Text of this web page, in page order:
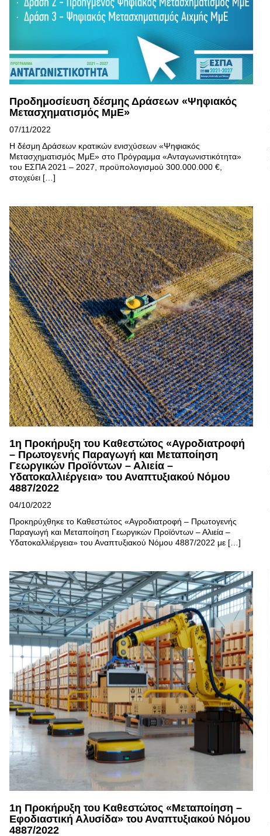
Προδημοσίευση δέσμης Δράσεων «Ψηφιακός
Μετασχηματισμός ΜμΕ»
07/11/2022
Η δέσμη Δράσεων κρατικών ενισχύσεων «Ψηφιακός
Μετασχηματισμός ΜμΕ» στο Πρόγραμμα «Ανταγωνιστικότητα»
του ΕΣΠΑ 2021 – 2027, προϋπολογισμού 300.000.000 €,
στοχεύει […]
1η Προκήρυξη του Καθεστώτος «Αγροδιατροφή
– Πρωτογενής Παραγωγή και Μεταποίηση
Γεωργικών Προϊόντων – Αλιεία –
Υδατοκαλλιέργεια» του Αναπτυξιακού Νόμου
4887/2022
04/10/2022
Προκηρύχθηκε το Καθεστώτος «Αγροδιατροφή – Πρωτογενής
Παραγωγή και Μεταποίηση Γεωργικών Προϊόντων – Αλιεία –
Υδατοκαλλιέργεια» του Αναπτυξιακού Νόμου 4887/2022 με […]
1η Προκήρυξη του Καθεστώτος «Μεταποίηση –
Εφοδιαστική Αλυσίδα» του Αναπτυξιακού Νόμου
4887/2022